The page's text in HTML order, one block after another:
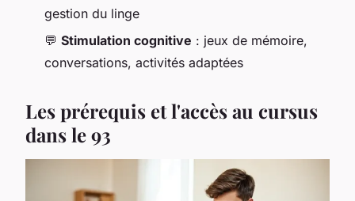
gestion du linge
💬 Stimulation cognitive : jeux de mémoire,
conversations, activités adaptées
Les prérequis et l'accès au cursus
dans le 93